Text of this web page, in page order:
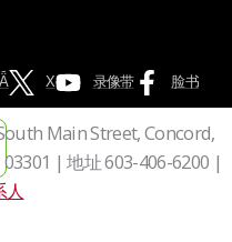
X 录像带 脸书
Main Street, Concord,
| 地址603-406-6200 |
人